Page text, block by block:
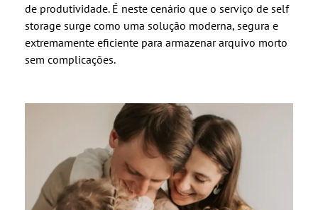
de produtividade. É neste cenário que o serviço de self
storage surge como uma solução moderna, segura e
extremamente eficiente para armazenar arquivo morto
sem complicações.